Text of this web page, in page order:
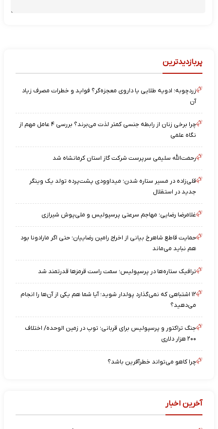
پربازدیدترین
زردچوبه؛ ادویه طلایی یا داروی معجزه‌گر؟ فواید و خطرات مصرف زیاد
آن
چرا برخی زنان از رابطه جنسی کمتر لذت می‌برند؟ بررسی ۴ عامل مهم از
نگاه علمی
رحمت‌الله سلیمی سرپرست شرکت گاز استان کرمانشاه شد
قلی‌زاده در مسیر ستاره شدن؛ میداوودی پشت‌پرده تولد یک وینگر
جدید در استقلال
غلامرضا رضایی؛ مهاجم سرعتی پرسپولیس و ملی‌پوش شیرازی
حمایت قاطع شاهرخ بیانی از اخراج رامین رضاییان؛ حتی اگر مارادونا بود
هم نباید می‌ماند
ترافیک ستاره‌ها در پرسپولیس؛ سمت راست قرمزها قدرتمند شد
۱۲ اشتباهی که نمی‌گذارد پولدار شوید؛ آیا شما هم یکی از آن‌ها را انجام
می‌دهید؟
جنگ تراکتور و پرسپولیس برای قربانی؛ توپ در زمین الوحده/ اختلاف
۲۰۰ هزار دلاری
چرا کاهو می‌تواند خطرآفرین باشد؟
آخرین اخبار